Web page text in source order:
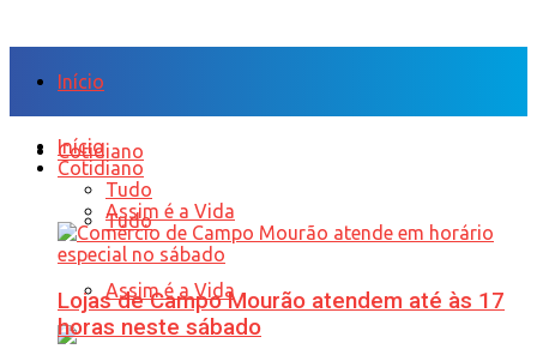
Início
Cotidiano
Tudo
Assim é a Vida
Início
Cotidiano
Tudo
Assim é a Vida
Lojas de Campo Mourão atendem até às 17
horas neste sábado